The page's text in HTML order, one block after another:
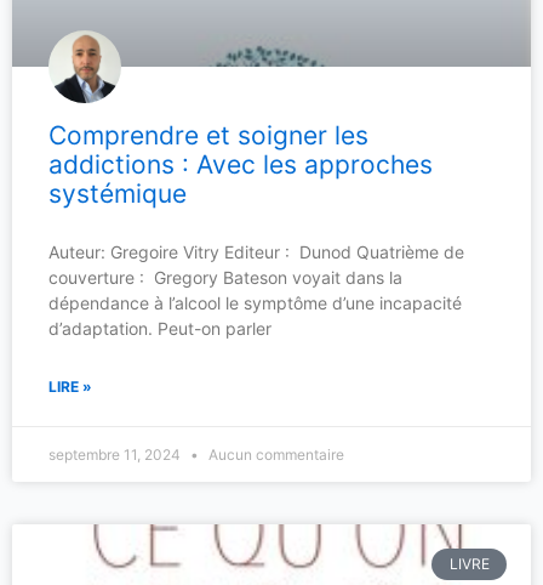
Comprendre et soigner les
addictions : Avec les approches
systémique
Auteur: Gregoire Vitry Editeur : Dunod Quatrième de
couverture : Gregory Bateson voyait dans la
dépendance à l’alcool le symptôme d’une incapacité
d’adaptation. Peut-on parler
LIRE »
septembre 11, 2024 Aucun commentaire
LIVRE